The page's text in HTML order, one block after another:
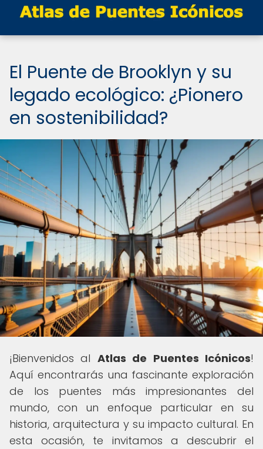
El Puente de Brooklyn y su
legado ecológico: ¿Pionero
en sostenibilidad?
¡Bienvenidos al Atlas de Puentes Icónicos!
Aquí encontrarás una fascinante exploración
de los puentes más impresionantes del
mundo, con un enfoque particular en su
historia, arquitectura y su impacto cultural. En
esta ocasión, te invitamos a descubrir el